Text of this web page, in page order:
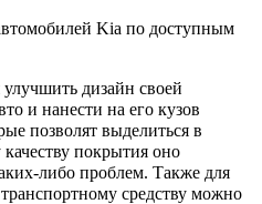
Kia по доступным
дизайн своей
и нанести на его кузов
позволят выделиться в
покрытия оно
либо проблем. Также для
средству можно